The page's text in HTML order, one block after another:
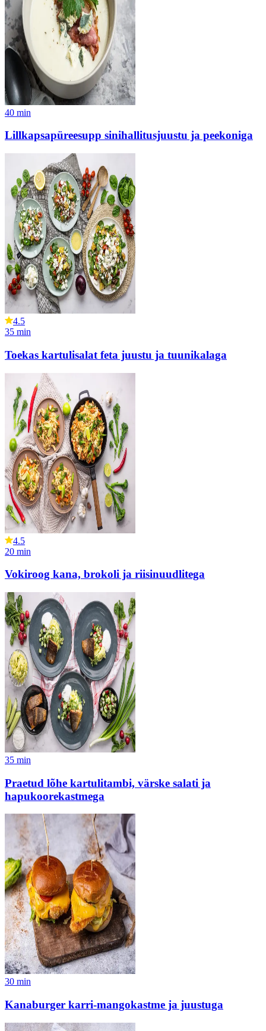
40 min
Lillkapsapüreesupp sinihallitusjuustu ja peekoniga
4.5
35 min
Toekas kartulisalat feta juustu ja tuunikalaga
4.5
20 min
Vokiroog kana, brokoli ja riisinuudlitega
35 min
Praetud lõhe kartulitambi, värske salati ja
hapukoorekastmega
30 min
Kanaburger karri-mangokastme ja juustuga